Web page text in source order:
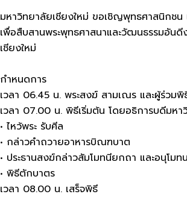
มหาวิทยาลัยเชียงใหม่ ขอเชิญพุทธศาสนิกชน
เพื่อสืบสานพระพุทธศาสนาและวัฒนธรรมอั
เชียงใหม่
กำหนดการ
เวลา 06.45 น. พระสงฆ์ สามเณร และผู้ร่ว
เวลา 07.00 น. พิธีเริ่มต้น โดยอธิการบดีมหา
• ไหว้พระ รับศีล
• กล่าวคำถวายอาหารบิณฑบาต
• ประธานสงฆ์กล่าวสัมโมทนียกถา และอนุโมท
• พิธีตักบาตร
เวลา 08.00 น. เสร็จพิธี